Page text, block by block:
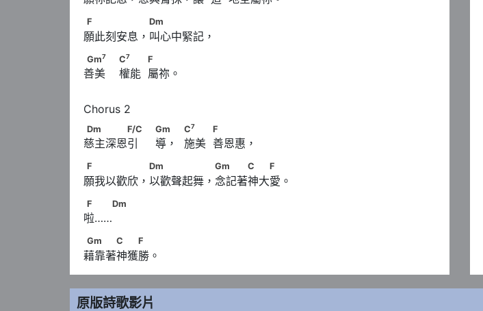
F　　　　　 Dm
F Dm
願此刻安息，叫心中緊記，
Gm7 C
Gm7 C7 F
善美    權能  屬祢。
Dm　　　　F/C　                              Gm　             C
Dm F/C Gm C7 F
慈主深恩引     導，  施美  善恩惠，
F　　　　　 Dm　　　　　 Gm　　　C　　F
F Dm Gm C F
願我以歡欣，以歡聲起舞，念記著神大愛。
F　  Dm
F Dm
啦……
Gm　　　C　　F
Gm C F
藉靠著神獲勝。
原版詩歌影片